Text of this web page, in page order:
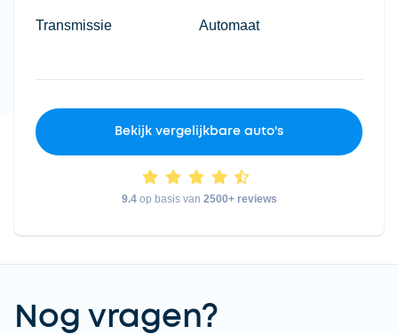
Transmissie Automaat
Bekijk vergelijkbare auto's
9.4op basis van 2500+ reviews
Nog vragen?